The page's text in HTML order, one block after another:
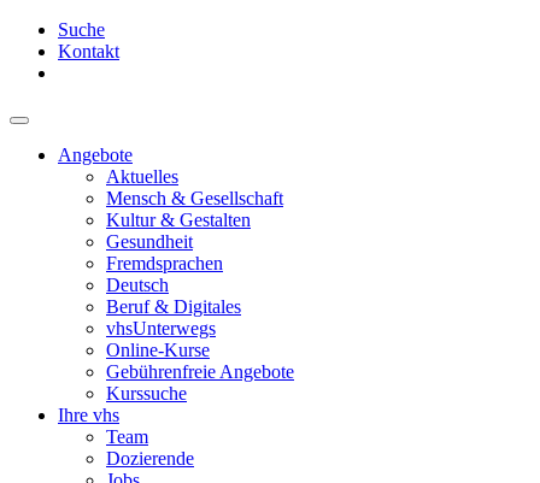
Suche
Kontakt
Angebote
Aktuelles
Mensch & Gesellschaft
Kultur & Gestalten
Gesundheit
Fremdsprachen
Deutsch
Beruf & Digitales
vhsUnterwegs
Online-Kurse
Gebührenfreie Angebote
Kurssuche
Ihre vhs
Team
Dozierende